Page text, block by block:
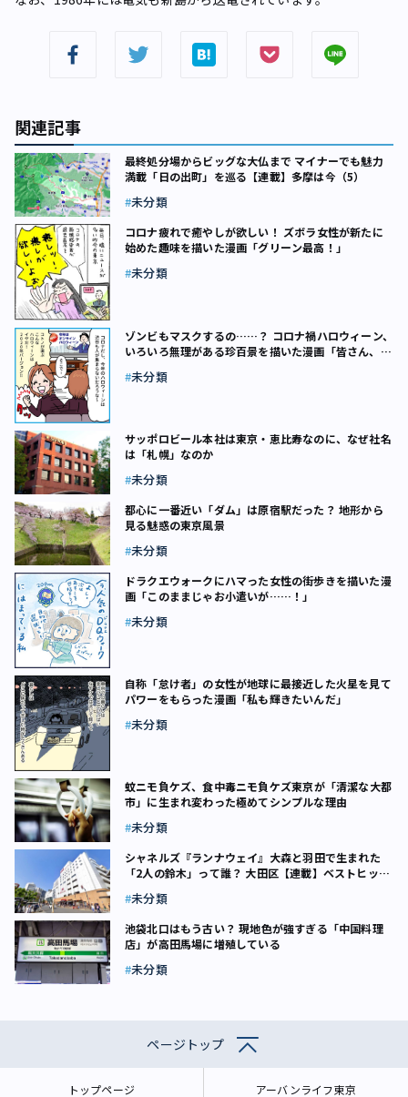
関連記事
最終処分場からビッグな大仏まで マイナーでも魅力
満載「日の出町」を巡る【連載】多摩は今（5）
未分類
コロナ疲れで癒やしが欲しい！ ズボラ女性が新たに
始めた趣味を描いた漫画「グリーン最高！」
未分類
ゾンビもマスクするの……？ コロナ禍ハロウィーン、
いろいろ無理がある珍百景を描いた漫画「皆さん、無
未分類
サッポロビール本社は東京・恵比寿なのに、なぜ社名
は「札幌」なのか
未分類
都心に一番近い「ダム」は原宿駅だった？ 地形から
見る魅惑の東京風景
未分類
ドラクエウォークにハマった女性の街歩きを描いた漫
画「このままじゃお小遣いが……！」
未分類
自称「怠け者」の女性が地球に最接近した火星を見て
パワーをもらった漫画「私も輝きたいんだ」
未分類
蚊ニモ負ケズ、食中毒ニモ負ケズ――東京が「清潔な大都
市」に生まれ変わった極めてシンプルな理由
未分類
シャネルズ『ランナウェイ』――大森と羽田で生まれた
「2人の鈴木」って誰？ 大田区【連載】ベストヒット
未分類
池袋北口はもう古い？ 現地色が強すぎる「中国料理
店」が高田馬場に増殖している
未分類
ページトップ
トップページ アーバンライフ東京